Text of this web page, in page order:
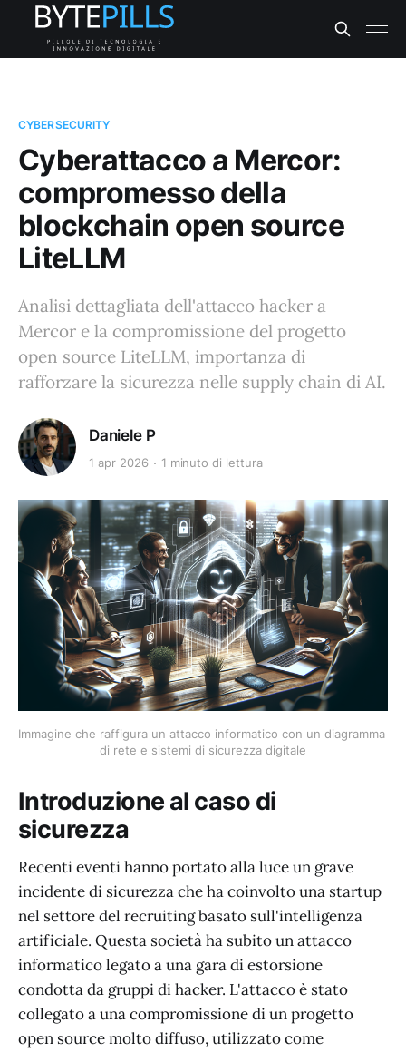
CYBERSECURITY
Cyberattacco a Mercor:
compromesso della
blockchain open source
LiteLLM
Analisi dettagliata dell'attacco hacker a
Mercor e la compromissione del progetto
open source LiteLLM, importanza di
rafforzare la sicurezza nelle supply chain di AI.
Daniele P
1 apr 2026 1 minuto di lettura
Immagine che raffigura un attacco informatico con un diagramma
di rete e sistemi di sicurezza digitale
Introduzione al caso di
sicurezza
Recenti eventi hanno portato alla luce un grave
incidente di sicurezza che ha coinvolto una startup
nel settore del recruiting basato sull'intelligenza
artificiale. Questa società ha subito un attacco
informatico legato a una gara di estorsione
condotta da gruppi di hacker. L'attacco è stato
collegato a una compromissione di un progetto
open source molto diffuso, utilizzato come